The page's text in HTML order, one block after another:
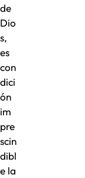
de
Dio
s,
es
con
dici
ón
im
pre
scin
dibl
e la